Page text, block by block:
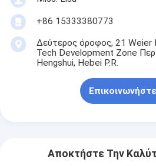
+86 15333380773
Δεύτερος όροφος, 21 Weier
Tech Development Zone
Hengshui, Hebei P.R.
Επικοινωνήστε
Αποκτήστε Την